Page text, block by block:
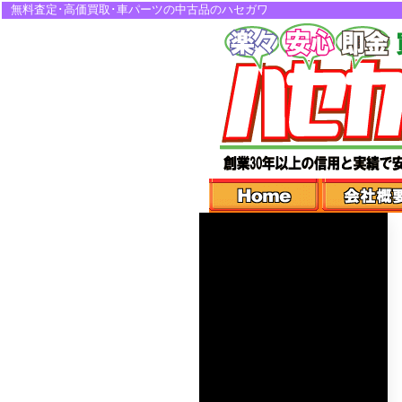
無料査定･高価買取･車パーツの中古品のハセガワ